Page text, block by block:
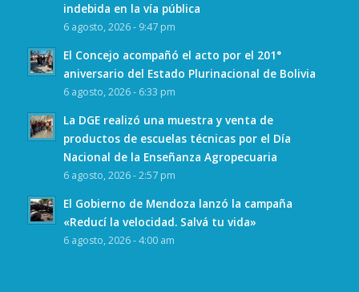
indebida en la vía pública
6 agosto, 2026 - 9:47 pm
El Concejo acompañó el acto por el 201°
aniversario del Estado Plurinacional de Bolivia
6 agosto, 2026 - 6:33 pm
La DGE realizó una muestra y venta de
productos de escuelas técnicas por el Día
Nacional de la Enseñanza Agropecuaria
6 agosto, 2026 - 2:57 pm
El Gobierno de Mendoza lanzó la campaña
«Reducí la velocidad. Salvá tu vida»
6 agosto, 2026 - 4:00 am